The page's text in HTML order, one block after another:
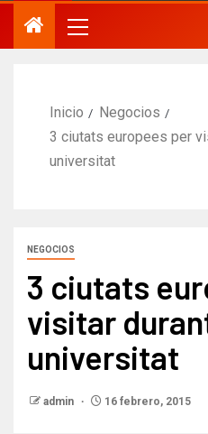
Inicio
Negocios
3 ciutats europees per
universitat
NEGOCIOS
3 ciutats
visitar
universitat
admin 16 febrero, 2015